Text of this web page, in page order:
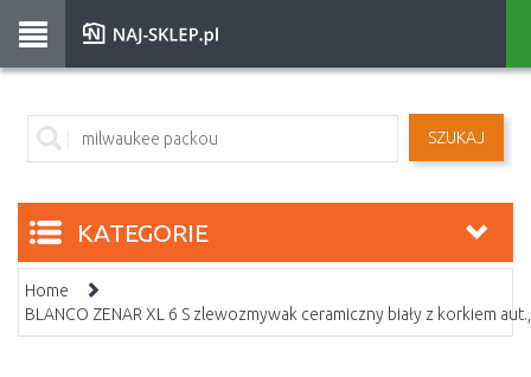
SZUKAJ
KATEGORIE
Home
BLANCO ZENAR XL 6 S zlewozmywak ceramiczny biały z korkiem